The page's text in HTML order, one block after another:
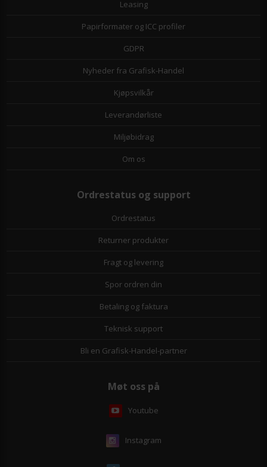
Leasing
Papirformater og ICC profiler
GDPR
Nyheder fra Grafisk-Handel
Kjøpsvilkår
Leverandørliste
Miljøbidrag
Om os
Ordrestatus og support
Ordrestatus
Returner produkter
Fragt og levering
Spor ordren din
Betaling og faktura
Teknisk support
Bli en Grafisk-Handel-partner
Møt oss på
Youtube
Instagram